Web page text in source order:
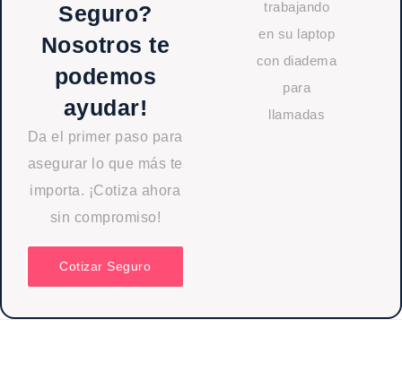
Seguro?
Nosotros te
podemos
ayudar!
Da el primer paso para
asegurar lo que más te
importa. ¡Cotiza ahora
sin compromiso!
Cotizar Seguro